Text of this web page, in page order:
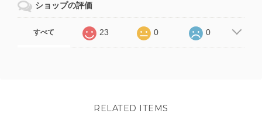
ショップの評価
すべて 23 0 0
RELATED ITEMS